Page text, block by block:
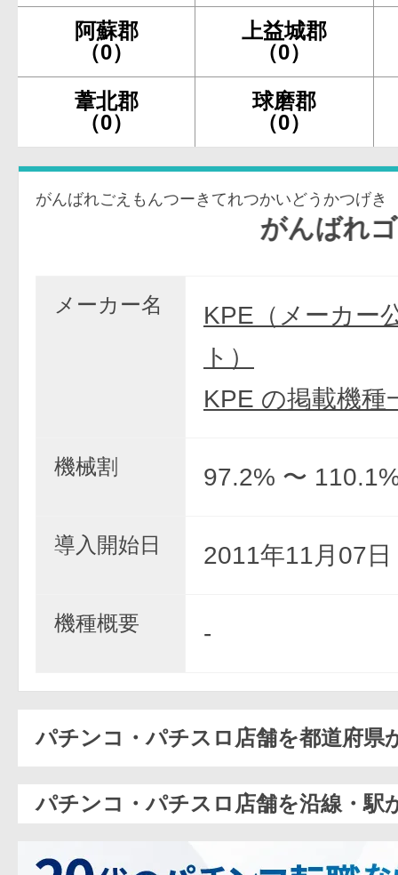
阿蘇郡
（0）
上益城郡
（0）
葦北郡
（0）
球磨郡
（0）
がんばれごえもんつーきてれつかいどうかつげき
がんばれゴエ
メーカー名
KPE（メーカー
ト）
KPE の掲載機種
機械割 97.2% 〜
導入開始日 2011年11月07日
機種概要 -
パチンコ・パチスロ店舗を都道府県
パチンコ・パチスロ店舗を沿線・駅